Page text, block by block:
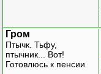
Гром
Птычк. Тьфу,
птычник... Вот!
Готовлюсь к пенсии